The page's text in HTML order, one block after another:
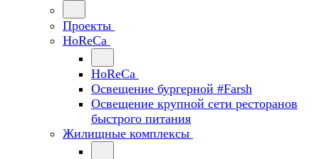
Проекты
HoReCa
HoReCa
Освещение бургерной #Farsh
Освещение крупной сети ресторанов
быстрого питания
Жилищные комплексы